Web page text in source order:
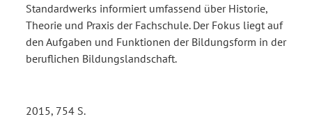
Standardwerks informiert umfassend über Historie,
Theorie und Praxis der Fachschule. Der Fokus liegt auf
den Aufgaben und Funktionen der Bildungsform in der
beruflichen Bildungslandschaft.
2015, 754 S.